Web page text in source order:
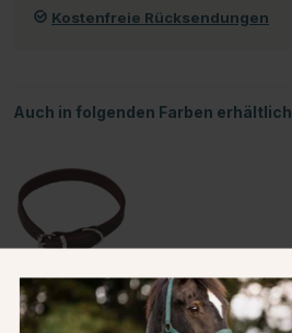
Kostenfreie Rücksendungen
Auch in folgenden Farben erhältlich